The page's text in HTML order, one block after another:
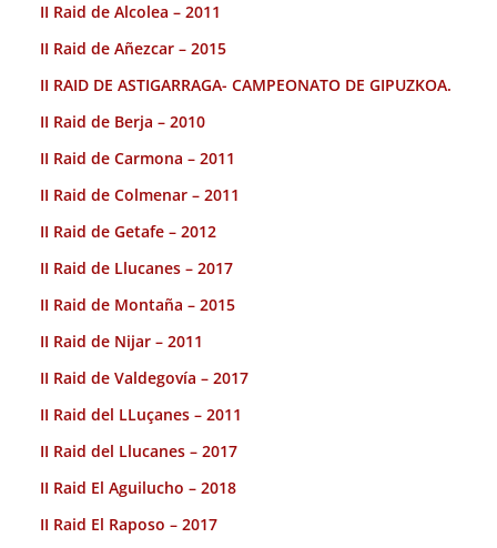
II Raid de Alcolea – 2011
II Raid de Añezcar – 2015
II RAID DE ASTIGARRAGA- CAMPEONATO DE GIPUZKOA.
II Raid de Berja – 2010
II Raid de Carmona – 2011
II Raid de Colmenar – 2011
II Raid de Getafe – 2012
II Raid de Llucanes – 2017
II Raid de Montaña – 2015
II Raid de Nijar – 2011
II Raid de Valdegovía – 2017
II Raid del LLuçanes – 2011
II Raid del Llucanes – 2017
II Raid El Aguilucho – 2018
II Raid El Raposo – 2017